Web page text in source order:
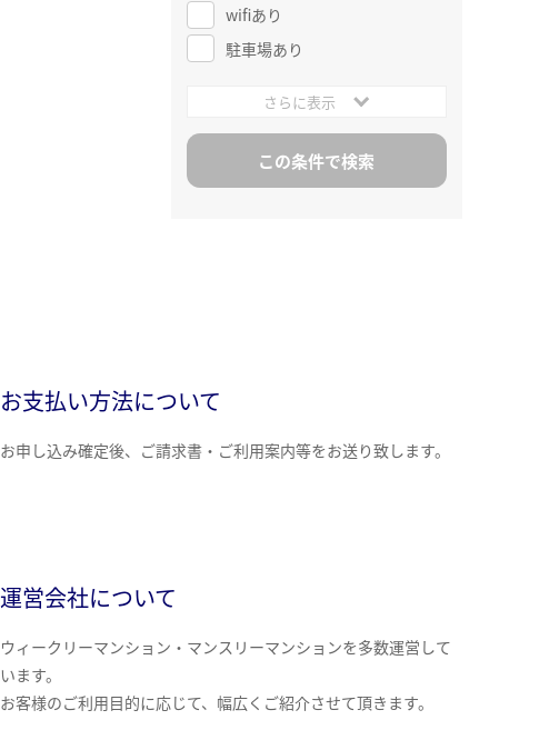
wifiあり
駐車場あり
さらに表示
お支払い方法について
お申し込み確定後、ご請求書・ご利用案内等をお送り致します。
運営会社について
ウィークリーマンション・マンスリーマンションを多数運営して
います。
お客様のご利用目的に応じて、幅広くご紹介させて頂きます。